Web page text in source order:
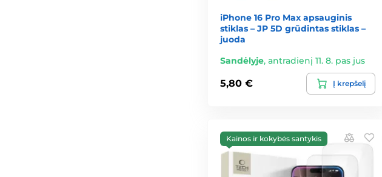
iPhone 16 Pro Max apsauginis
stiklas – JP 5D grūdintas stiklas –
juoda
Sandėlyje, antradienį 11. 8. pas jus
5,80 € Į krepšelį
Kainos ir kokybės santykis